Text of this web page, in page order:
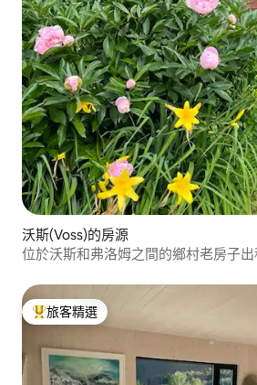
沃斯(Voss)的房源
位於沃斯和弗洛姆之間的鄉村老房子出
旅客精選榜首
旅客精選